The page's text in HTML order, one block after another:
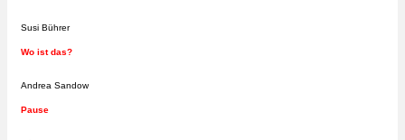
Susi Bührer
Wo ist das?
Andrea Sandow
Pause